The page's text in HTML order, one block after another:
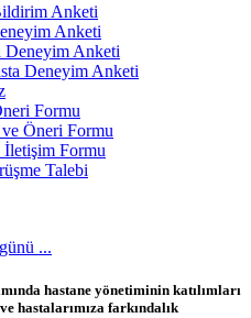
Anketi
Anketi
Deneyim Anketi
Deneyim Anketi
Formu
ve Öneri Formu
Formu
Talebi
...
hastane yönetiminin katılımları
hastalarımıza farkındalık